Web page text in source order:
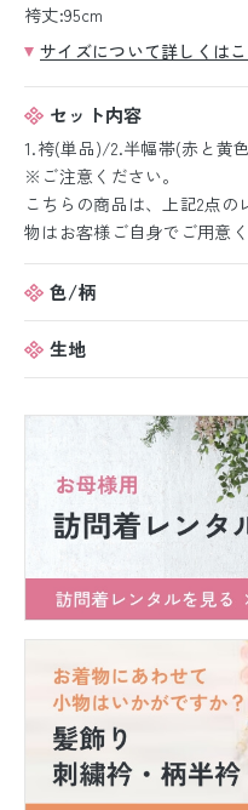
袴丈:95cm
サイズについて詳しくは
セット内容
1.袴(単品)/2.半幅帯(赤と黄
※ご注意ください。
こちらの商品は、上記2点
物はお客様ご自身でご用意く
色/柄
生地